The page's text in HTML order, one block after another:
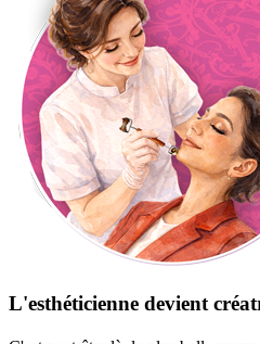
L'esthéticienne devient